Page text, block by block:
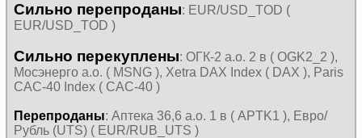
Сильно перепроданы: EUR/USD_TOD (
EUR/USD_TOD )
Сильно перекуплены: ОГК-2 а.о. 2 в ( OGK2_2 ),
Мосэнерго а.о. ( MSNG ), Xetra DAX Index ( DAX ), Paris
CAC-40 Index ( CAC-40 )
Перепроданы: Аптека 36,6 а.о. 1 в ( APTK1 ), Евро/
Рубль (UTS) ( EUR/RUB_UTS )